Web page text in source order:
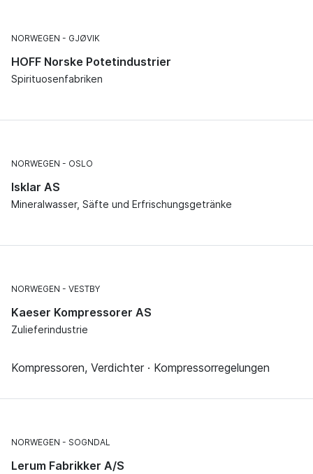
NORWEGEN GJØVIK
HOFF Norske Potetindustrier
Spirituosenfabriken
NORWEGEN OSLO
Isklar AS
Mineralwasser, Säfte und Erfrischungsgetränke
NORWEGEN VESTBY
Kaeser Kompressorer AS
Zulieferindustrie
Kompressoren, Verdichter · Kompressorregelungen
NORWEGEN SOGNDAL
Lerum Fabrikker A/S